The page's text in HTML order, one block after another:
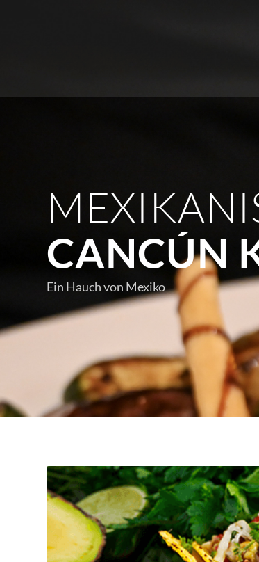
CANCÚN
Ein Hauch von Mexiko